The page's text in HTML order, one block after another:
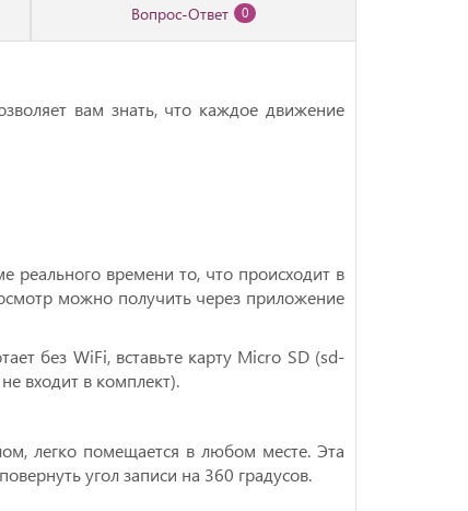
Вопрос-Ответ 0
вам знать, что каждое движение
реального времени то, что происходит в
можно получить через приложение
без WiFi, вставьте карту Micro SD (sd-
входит в комплект).
легко помещается в любом месте. Эта
угол записи на 360 градусов.